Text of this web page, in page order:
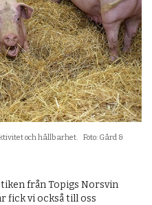
och hållbarhet. Foto: Gård &
från Topigs Norsvin
fick vi också till oss